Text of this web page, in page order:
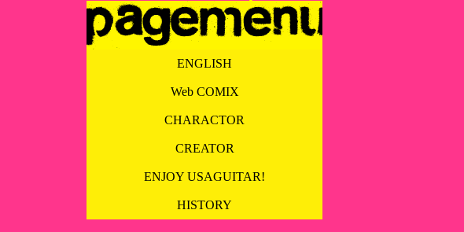
ENGLISH
Web COMIX
CHARACTOR
CREATOR
ENJOY USAGUITAR!
HISTORY